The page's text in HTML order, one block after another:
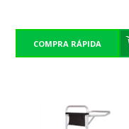
COMPRA RÁPIDA